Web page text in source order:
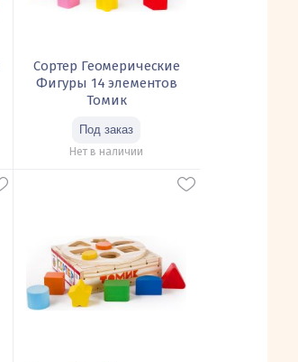
Сортер Геомерические
Фигуры 14 элементов
Томик
Нет в наличии